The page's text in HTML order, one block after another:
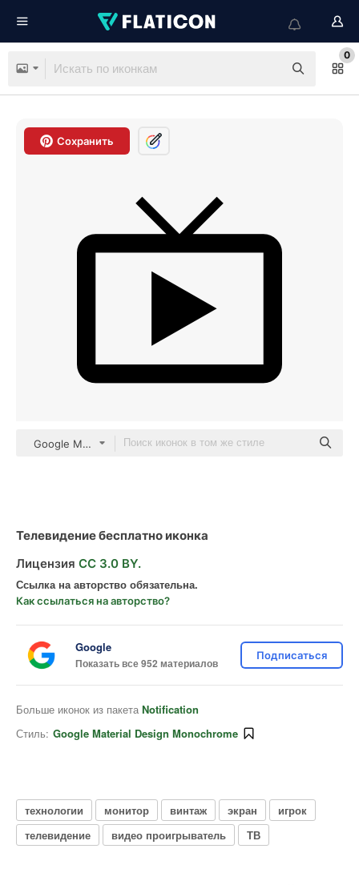
0
Сохранить
Google Material Design Monochrome
Телевидение бесплатно иконка
Лицензия CC 3.0 BY.
Ссылка на авторство обязательна.
Как ссылаться на авторство?
Google
Показать все 952 материалов
Подписаться
Больше иконок из пакета Notification
Стиль: Google Material Design Monochrome
технологии монитор винтаж экран
игрок
телевидение
видео проигрыватель ТВ